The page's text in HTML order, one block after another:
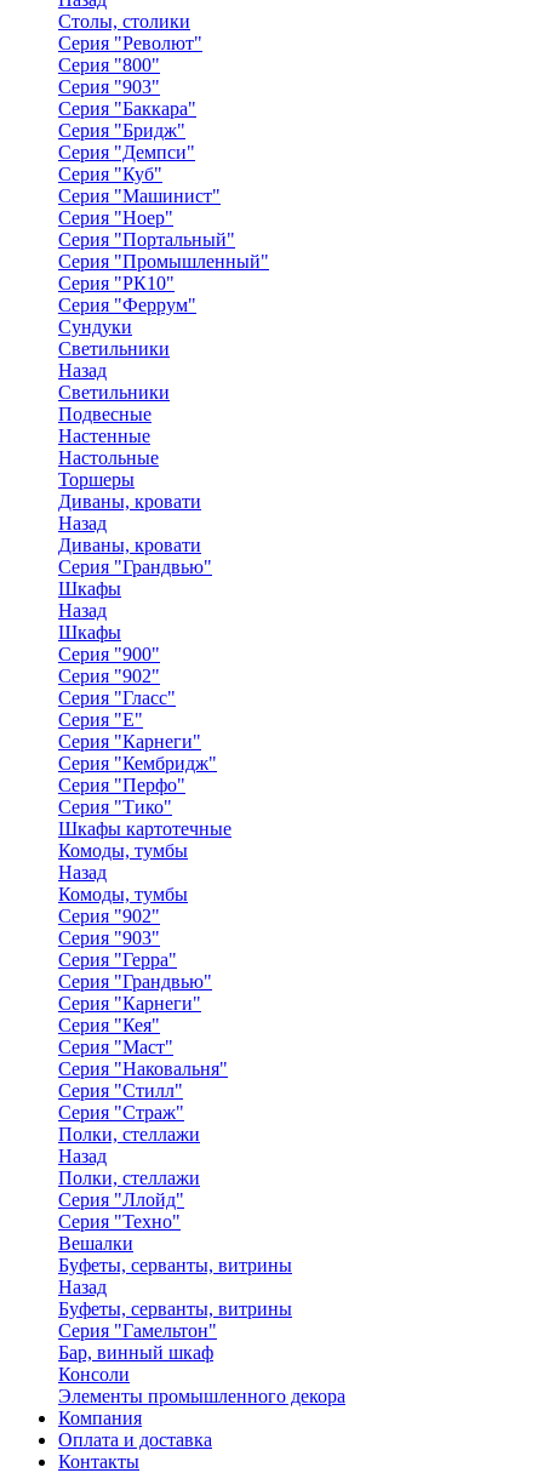
Столы, столики
Серия "Револют"
Серия "800"
Серия "903"
Серия "Баккара"
Серия "Бридж"
Серия "Демпси"
Серия "Куб"
Серия "Машинист"
Серия "Ноер"
Серия "Портальный"
Серия "Промышленный"
Серия "РК10"
Серия "Феррум"
Сундуки
Светильники
Назад
Светильники
Подвесные
Настенные
Настольные
Торшеры
Диваны, кровати
Назад
Диваны, кровати
Серия "Грандвью"
Шкафы
Назад
Шкафы
Серия "900"
Серия "902"
Серия "Гласс"
Серия "Е"
Серия "Карнеги"
Серия "Кембридж"
Серия "Перфо"
Серия "Тико"
Шкафы картотечные
Комоды, тумбы
Назад
Комоды, тумбы
Серия "902"
Серия "903"
Серия "Герра"
Серия "Грандвью"
Серия "Карнеги"
Серия "Кея"
Серия "Маст"
Серия "Наковальня"
Серия "Стилл"
Серия "Страж"
Полки, стеллажи
Назад
Полки, стеллажи
Серия "Ллойд"
Серия "Техно"
Вешалки
Буфеты, серванты, витрины
Назад
Буфеты, серванты, витрины
Серия "Гамельтон"
Бар, винный шкаф
Консоли
Элементы промышленного декора
Компания
Оплата и доставка
Контакты